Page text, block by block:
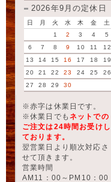
2026年9月の定休日
日 月 火 水 木 金
土
1
2 3 4
5
6
7 8 9 10 11
12
13
14 15 16 17 18
19
20
21 22 23 24 25
26
27
28 29 30
※赤字は休業日です。
※休業日でも ネットでの
ご注文は24時間お受けし
ております。
翌営業日より順次対応さ
せて頂きます。
営業時間
AM11：00～PM10：00